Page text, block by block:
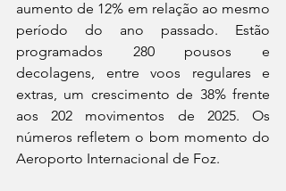
aumento de 12% em relação ao mesmo
período do ano passado. Estão
programados 280 pousos e
decolagens, entre voos regulares e
extras, um crescimento de 38% frente
aos 202 movimentos de 2025. Os
números refletem o bom momento do
Aeroporto Internacional de Foz.